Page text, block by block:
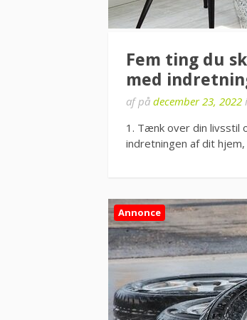
Fem ting du
med
afpå december 23, 2022 i
1. Tænk over din livsstil
indretningen af dit
Annonce